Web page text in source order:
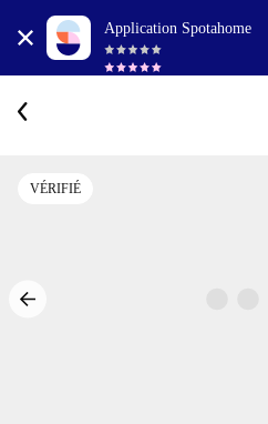
Application Spotahome
VÉRIFIÉ